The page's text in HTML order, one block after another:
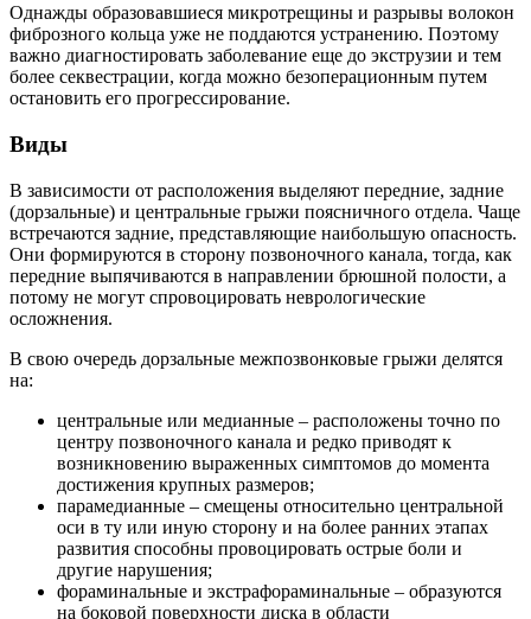
Однажды образовавшиеся микротрещины и разрывы волокон
фиброзного кольца уже не поддаются устранению. Поэтому
важно диагностировать заболевание еще до экструзии и тем
более секвестрации, когда можно безоперационным путем
остановить его прогрессирование.
Виды
В зависимости от расположения выделяют передние, задние
(дорзальные) и центральные грыжи поясничного отдела. Чаще
встречаются задние, представляющие наибольшую опасность.
Они формируются в сторону позвоночного канала, тогда, как
передние выпячиваются в направлении брюшной полости, а
потому не могут спровоцировать неврологические
осложнения.
В свою очередь дорзальные межпозвонковые грыжи делятся
на:
центральные или медианные – расположены точно по
центру позвоночного канала и редко приводят к
возникновению выраженных симптомов до момента
достижения крупных размеров;
парамедианные – смещены относительно центральной
оси в ту или иную сторону и на более ранних этапах
развития способны провоцировать острые боли и
другие нарушения;
фораминальные и экстрафораминальные – образуются
на боковой поверхности диска в области